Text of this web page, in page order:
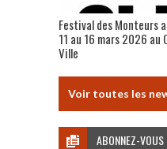
Festival des Monteurs
11 au 16 mars 2026 au
Ville
Voir toutes les
ABONNEZ-VOUS